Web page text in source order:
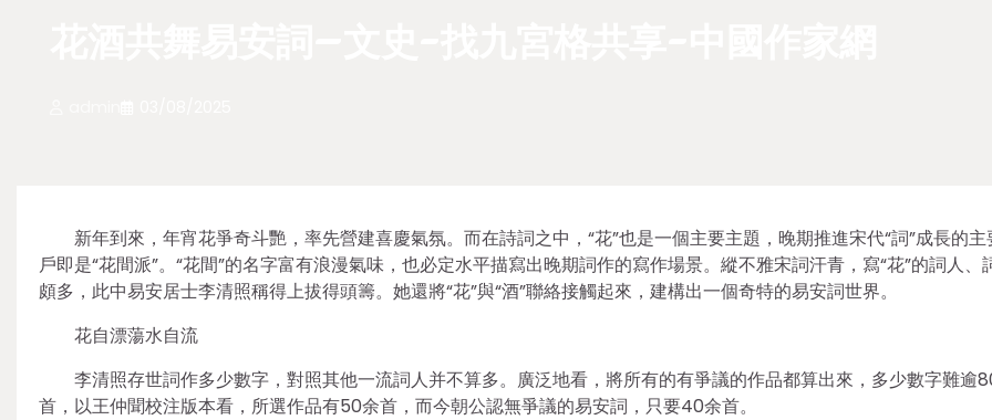
新年到來，年宵花爭奇斗艷，率先營建喜慶氣氛。而在詩詞之中，“花”也是一個主要主題，晚期推進宋代“詞”成長的主
戶即是“花間派”。“花間”的名字富有浪漫氣味，也必定水平描寫出晚期詞作的寫作場景。縱不雅宋詞汗青，寫“花”的詞人、
頗多，此中易安居士李清照稱得上拔得頭籌。她還將“花”與“酒”聯絡接觸起來，建構出一個奇特的易安詞世界。
花自漂蕩水自流
李清照存世詞作多少數字，對照其他一流詞人并不算多。廣泛地看，將所有的有爭議的作品都算出來，多少數字難逾
首，以王仲聞校注版本看，所選作品有50余首，而今朝公認無爭議的易安詞，只要40余首。